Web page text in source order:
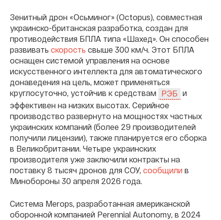
Зенитный дрон «Осьминог» (Octopus), совместная
украинско-британская разработка, создан для
противодействия БПЛА типа «Шахед». Он способен
развивать скорость свыше 300 км/ч. Этот БПЛА
оснащен системой управления на основе
искусственного интеллекта для автоматического
донаведения на цель, может применяться
круглосуточно, устойчив к средствам
РЭБ и
эффективен на низких высотах. Серийное
производство развернуто на мощностях частных
украинских компаний (более 29 производителей
получили лицензии), также планируется его сборка
в Великобритании. Четыре украинских
производителя уже заключили контракты на
поставку 8 тысяч дронов для СОУ, сообщили в
Минобороны 30 апреля 2026 года.
Система Merops, разработанная американской
оборонной компанией Perennial Autonomy, в 2024